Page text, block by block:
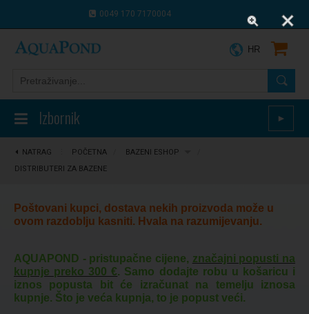
0049 170 7170004
Izbornik ►
HR
NATRAG POČETNA BAZENI ESHOP
DISTRIBUTERI ZA BAZENE
Poštovani kupci, dostava nekih proizvoda može u
ovom razdoblju kasniti. Hvala na razumijevanju.
AQUAPOND - pristupačne cijene, značajni popusti na
kupnje preko 300 €. Samo dodajte robu u košaricu i
iznos popusta bit će izračunat na temelju iznosa
kupnje. Što je veća kupnja, to je popust veći.